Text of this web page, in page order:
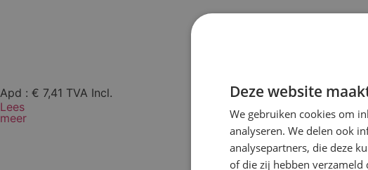
Apd : € 7,41 TVA Incl.
Lees
meer
Deze website
We gebruiken cookies om
analyseren. We delen ook
analysepartners, die deze
of die zij hebben